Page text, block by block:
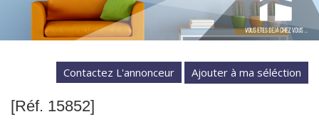
Contactez L'annonceur
[Réf. 15852]